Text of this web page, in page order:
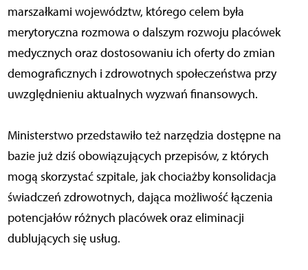
marszałkami województw, którego celem była
merytoryczna rozmowa o dalszym rozwoju placówek
medycznych oraz dostosowaniu ich oferty do zmian
demograficznych i zdrowotnych społeczeństwa przy
uwzględnieniu aktualnych wyzwań finansowych.
Ministerstwo przedstawiło też narzędzia dostępne na
bazie już dziś obowiązujących przepisów, z których
mogą skorzystać szpitale, jak chociażby konsolidacja
świadczeń zdrowotnych, dająca możliwość łączenia
potencjałów różnych placówek oraz eliminacji
dublujących się usług.